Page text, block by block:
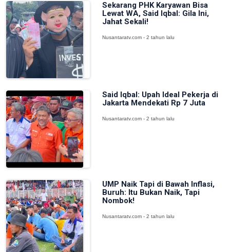
Sekarang PHK Karyawan Bisa
Lewat WA, Said Iqbal: Gila Ini,
Jahat Sekali!
Nusantaratv.com - 2 tahun lalu
Said Iqbal: Upah Ideal Pekerja di
Jakarta Mendekati Rp 7 Juta
Nusantaratv.com - 2 tahun lalu
UMP Naik Tapi di Bawah Inflasi,
Buruh: Itu Bukan Naik, Tapi
Nombok!
Nusantaratv.com - 2 tahun lalu